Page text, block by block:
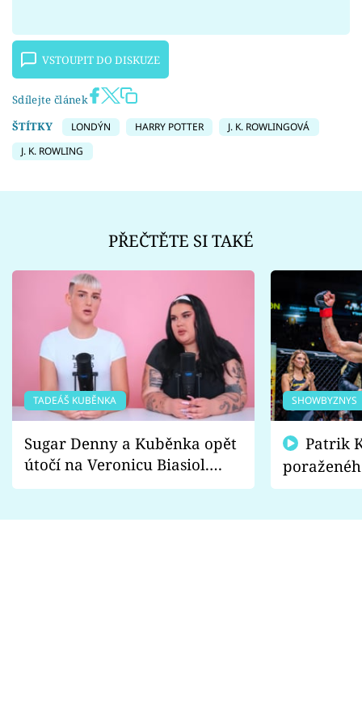
VSTOUPIT DO DISKUZE
Sdílejte článek
ŠTÍTKY
LONDÝN HARRY POTTER
J. K. ROWLINGOVÁ
J. K. ROWLING
PŘEČTĚTE SI TAKÉ
TADEÁŠ KUBĚNKA
Sugar Denny a Kuběnka opět
útočí na Veronicu Biasiol.
Proč je podle nich falešná a
SHOWBYZNYS
fanoušci